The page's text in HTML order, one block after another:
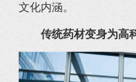
文化内涵。
传统药材变身为高